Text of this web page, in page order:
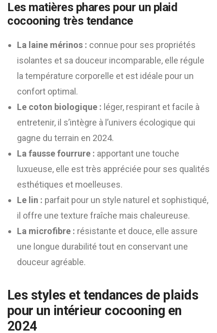
Les matières phares pour un plaid
cocooning très tendance
La laine mérinos : connue pour ses propriétés
isolantes et sa douceur incomparable, elle régule
la température corporelle et est idéale pour un
confort optimal.
Le coton biologique : léger, respirant et facile à
entretenir, il s’intègre à l’univers écologique qui
gagne du terrain en 2024.
La fausse fourrure : apportant une touche
luxueuse, elle est très appréciée pour ses qualités
esthétiques et moelleuses.
Le lin : parfait pour un style naturel et sophistiqué,
il offre une texture fraîche mais chaleureuse.
La microfibre : résistante et douce, elle assure
une longue durabilité tout en conservant une
douceur agréable.
Les styles et tendances de plaids
pour un intérieur cocooning en
2024